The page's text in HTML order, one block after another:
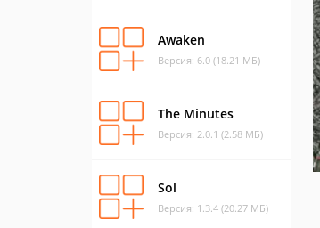
Awaken
Версия: 6.0 (18.21 МБ)
The Minutes
Версия: 2.0.1 (2.58 МБ)
Sol
Версия: 1.3.4 (20.27 МБ)